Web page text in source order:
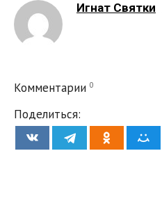
Игнат Святки
Комментарии 0
Поделиться: